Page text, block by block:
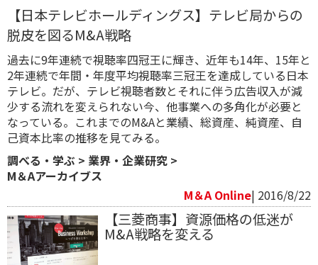
【日本テレビホールディングス】テレビ局からの
脱皮を図るM&A戦略
過去に9年連続で視聴率四冠王に輝き、近年も14年、15年と
2年連続で年間・年度平均視聴率三冠王を達成している日本
テレビ。だが、テレビ視聴者数とそれに伴う広告収入が減
少する流れを変えられない今、他事業への多角化が必要と
なっている。これまでのM&Aと業績、総資産、純資産、自
己資本比率の推移を見てみる。
調べる・学ぶ > 業界・企業研究 >
M＆Aアーカイブス
M＆A Online| 2016/8/22
【三菱商事】資源価格の低迷が
M&A戦略を変える